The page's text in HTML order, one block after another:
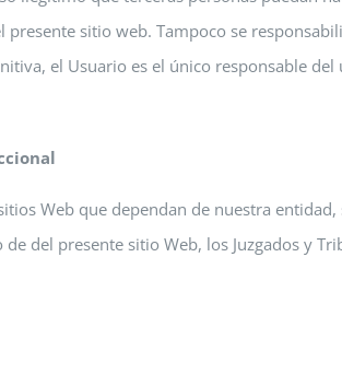
sitio web. Tampoco se
el Usuario es el único responsable
Web que dependan de nuestra
del presente sitio Web, los Juzgados y